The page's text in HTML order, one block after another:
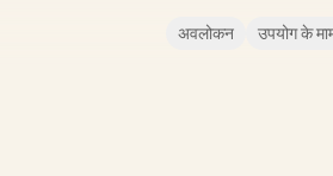
अवलोकन उपयोग के